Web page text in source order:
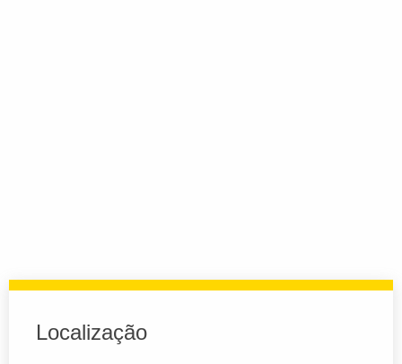
Localização